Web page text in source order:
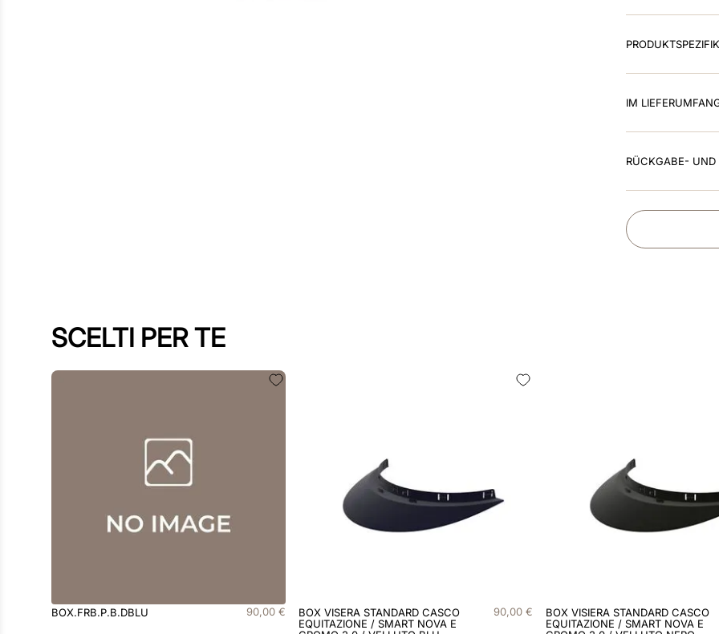
IM
RÜCKGABE- UND
SCELTI PER TE
BOX.FRB.P.B.DBLU 90,00 €
BOX VISERA STANDARD CASCO
EQUITAZIONE / SMART NOVA E
90,00 €
BOX VISIERA STANDARD CASCO
EQUITAZIONE / SMART NOVA E